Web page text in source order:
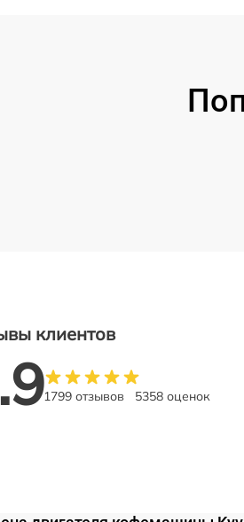
клиентов
1799 отзывов 5358 оценок